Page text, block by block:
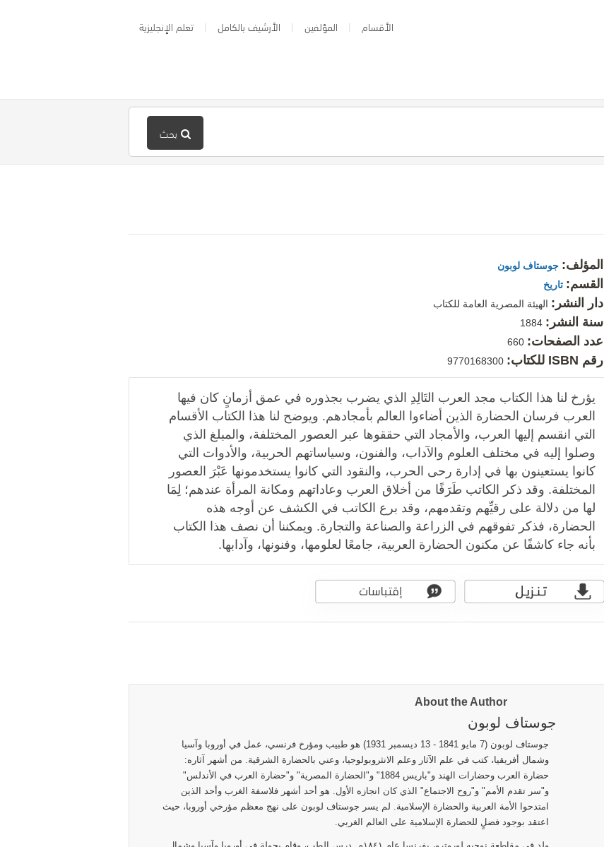
الأقسام المؤلفين الأرشيف بالكامل تعلم الإنجليزية
بحث
المؤلف: جوستاف لوبون
القسم: تاريخ
دار النشر: الهيئة المصرية العامة للكتاب
سنة النشر:
عدد الصفحات:
رقم ISBN للكتاب: 9770168300
يؤرخ لنا هذا الكتاب مجد العرب التَالِدِ الذي يضرب بجذوره في عمق أزمانٍ كان فيها
العرب فرسان الحضارة الذين أضاءوا العالم بأمجادهم. ويوضح لنا هذا الكتاب الأقسام
التي انقسم إليها العرب، والأمجاد التي حققوها عبر العصور المختلفة، والمبلغ الذي
وصلوا إليه في مختلف العلوم والآداب، والفنون، وسياساتهم الحربية، والأدوات التي
كانوا يستعينون بها في إدارة رحى الحرب، والنقود التي كانوا يستخدمونها عَبْرَ العصور
المختلفة. وقد ذكر الكاتب طَرَفًا من أخلاق العرب وعاداتهم ومكانة المرأة عندهم؛ لِمَا
لها من دلالة على رقيِّهم وتقدمهم، وقد برع الكاتب في الكشف عن أوجه هذه
الحضارة، فذكر تفوقهم في الزراعة والصناعة والتجارة. ويمكننا أن نصف هذا الكتاب
بأنه جاء كاشفًا عن مكنون الحضارة العربية، جامعًا لعلومها، وفنونها، وآدابها.
About the Author
جوستاف لوبون
جوستاف لوبون (7 مايو 1841 - 13 ديسمبر 1931) هو طبيب ومؤرخ فرنسي، عمل في أوروبا وآسيا
وشمال أفريقيا، كتب في علم الآثار وعلم الانثروبولوجيا، وعني بالحضارة الشرقية. من أشهر آثاره:
حضارة العرب وحضارات الهند و"باريس 1884" و"الحضارة المصرية" و"حضارة العرب في الأندلس"
و"سر تقدم الأمم" و"روح الاجتماع" الذي كان انجازه الأول. هو أحد أشهر فلاسفة الغرب وأحد الذين
امتدحوا الأمة العربية والحضارة الإسلامية. لم يسر جوستاف لوبون على نهج معظم مؤرخي أوروبا، حيث
اعتقد بوجود فضلٍ للحضارة الإسلامية على العالم الغربي.